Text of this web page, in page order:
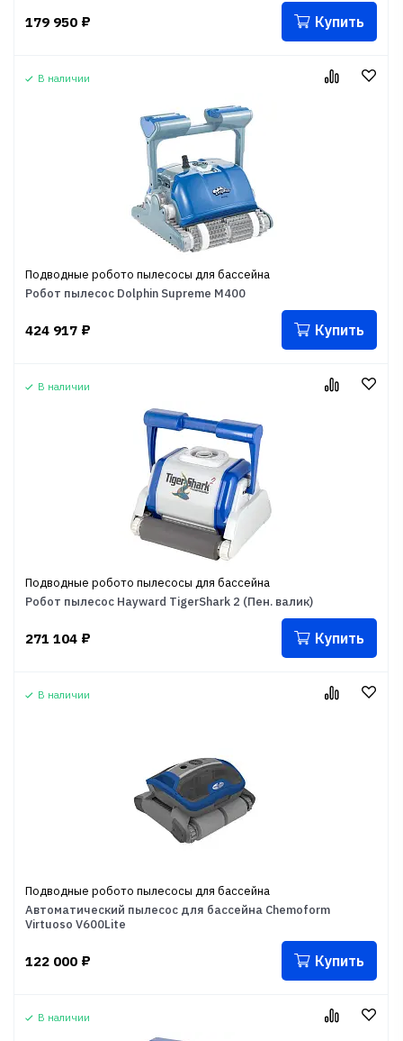
179 950 ₽ Купить
В наличии
Подводные робото пылесосы для бассейна
Робот пылесос Dolphin Supreme M400
424 917 ₽ Купить
В наличии
Подводные робото пылесосы для бассейна
Робот пылесос Hayward TigerShark 2 (Пен. валик)
271 104 ₽ Купить
В наличии
Подводные робото пылесосы для бассейна
Автоматический пылесос для бассейна Chemoform
Virtuoso V600Lite
122 000 ₽ Купить
В наличии